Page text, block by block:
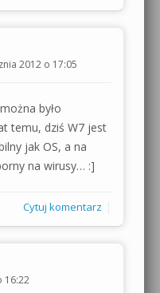
2012 o 17:05
było
temu, dziś W7 jest
jak OS, a na
na wirusy… :]
Cytuj komentarz
16:22